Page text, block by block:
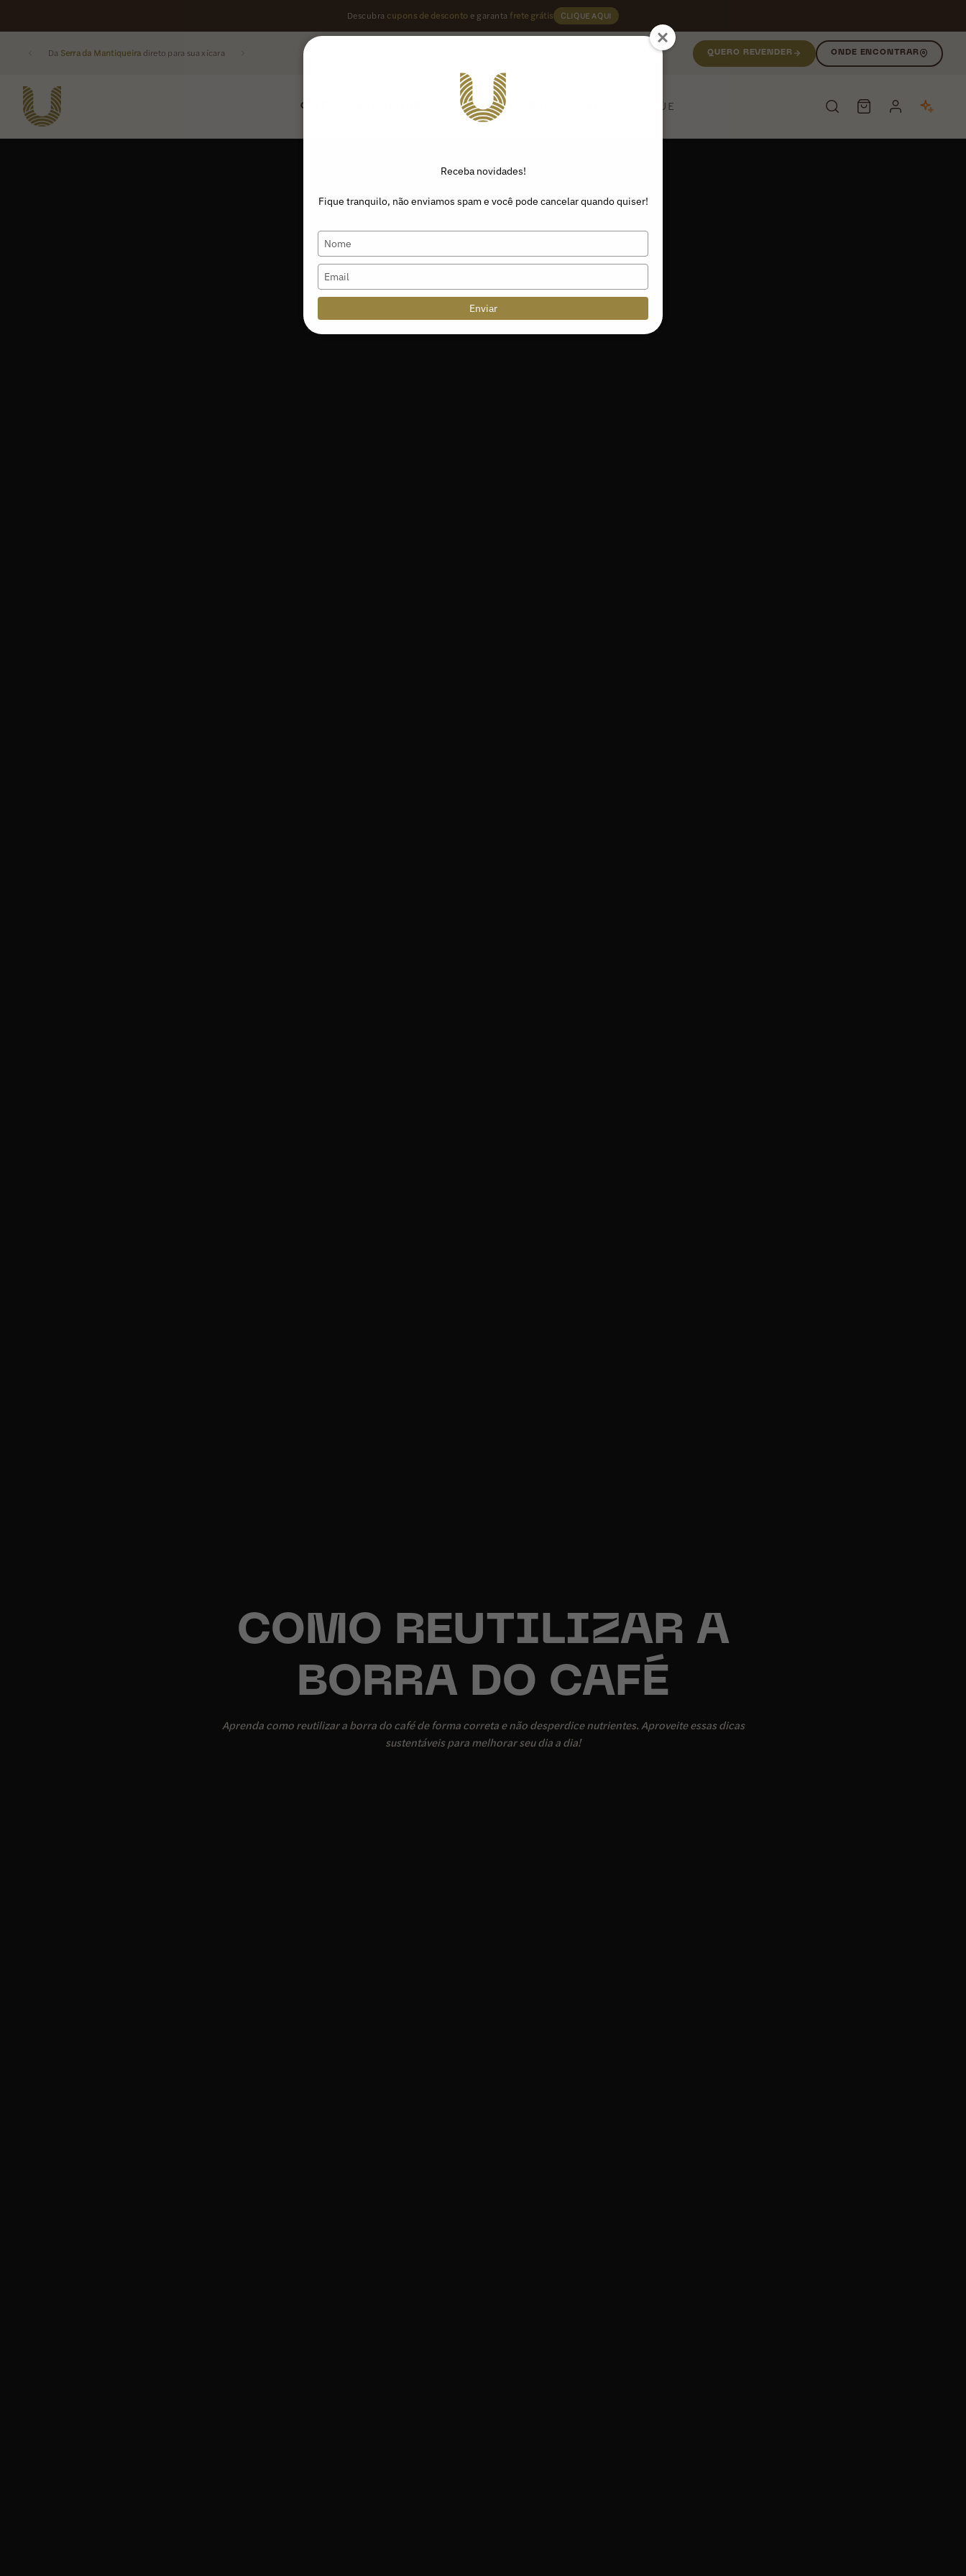
Descubra cupons de desconto e garanta frete grátis CLIQUE AQUI
Da Serra da Mantiqueira direto para sua xícara QUERO REVENDER ONDE ENCONTRAR
CAFÉS PRODUTOS UNIQUE
COMO REUTILIZAR A
BORRA DO CAFÉ
Aprenda como reutilizar a borra do café de forma correta e não desperdice nutrientes. Aproveite essas dicas
sustentáveis para melhorar seu dia a dia!
Receba novidades!
Fique tranquilo, não enviamos spam e você pode cancelar quando quiser!
your
your
email
Enviar